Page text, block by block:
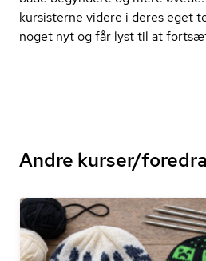
kursisterne videre i deres eget
noget nyt og får lyst til at
Andre kurser/